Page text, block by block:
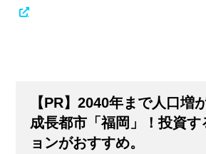
【PR】2040年まで人口増
成長都市「福岡」！投資す
ョンがおすすめ。